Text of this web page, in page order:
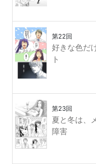
第22回
好きな色だ
ト
第23回
夏と冬は、
障害